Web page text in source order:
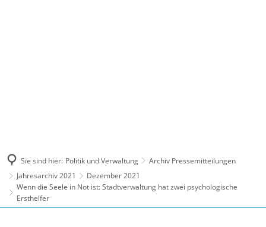
Sie sind hier: Politik und Verwaltung
Archiv Pressemitteilungen
Jahresarchiv 2021
Dezember 2021
Wenn die Seele in Not ist: Stadtverwaltung hat zwei psychologische
Ersthelfer